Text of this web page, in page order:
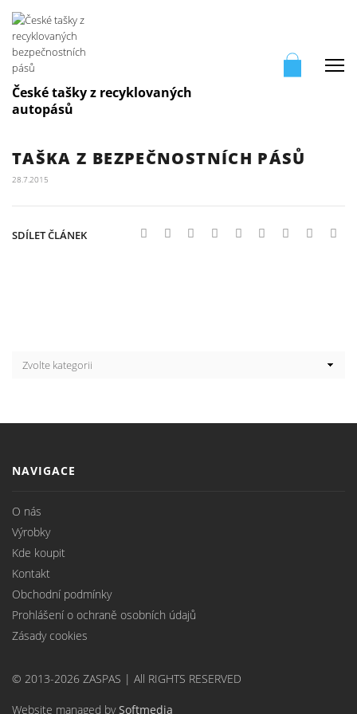
České tašky z recyklovaných
autopásů
TAŠKA Z BEZPEČNOSTNÍCH PÁSŮ
28.7.2015
SDÍLET ČLÁNEK
NAVIGACE
O nás
Výrobky
Kde koupit
Kontakt
Obchodní podmínky
Prohlášení o ochraně osobních údajů
Zásady cookies
© 2013-2026 ZASPAS | All RIGHTS RESERVED
Website managed bySoftmedia